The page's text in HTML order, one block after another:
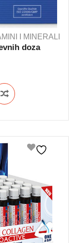
I MINERALI
doza